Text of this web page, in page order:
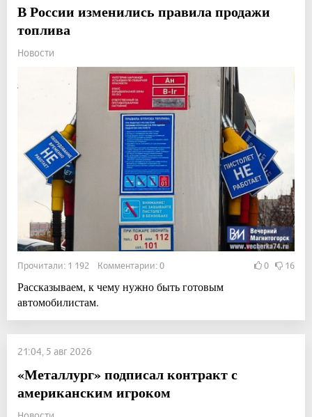
В России изменились правила продажи
топлива
Новости
Прочитали: 1 192 Комментарии: 0 0 16
Рассказываем, к чему нужно быть готовым
автомобилистам.
21:04, 5 авг 2026
«Металлург» подписал контракт с
американским игроком